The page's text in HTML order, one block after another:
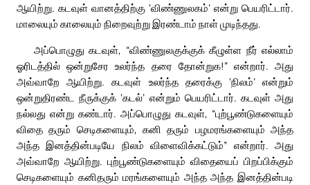
ஆயிற்று. கடவுள் வானத்திற்கு ‘விண்ணுலகம்’ என்று பெயரிட்டார்.
மாலையும் காலையும் நிறைவுற்று இரண்டாம் நாள் முடிந்தது.
அப்பொழுது கடவுள், “விண்ணுலகுக்குக் கீழுள்ள நீர் எல்லாம்
ஓரிடத்தில் ஒன்றுசேர உலர்ந்த தரை தோன்றுக!” என்றார். அது
அவ்வாறே ஆயிற்று. கடவுள் உலர்ந்த தரைக்கு ‘நிலம்’ என்றும்
ஒன்றுதிரண்ட நீருக்குக் ‘கடல்’ என்றும் பெயரிட்டார். கடவுள் அது
நல்லது என்று கண்டார். அப்பொழுது கடவுள், “புற்பூண்டுகளையும்
விதை தரும் செடிகளையும், கனி தரும் பழமரங்களையும் அந்த
அந்த இனத்தின்படியே நிலம் விளைவிக்கட்டும்” என்றார். அது
அவ்வாறே ஆயிற்று. புற்பூண்டுகளையும் விதையைப் பிறப்பிக்கும்
செடிகளையும் கனிதரும் மரங்களையும் அந்த அந்த இனத்தின்படி